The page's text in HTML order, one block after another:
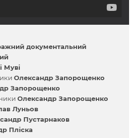
документальний
Мувi
Олександр Запорощенко
Запорощенко
Олександр Запорощенко
Луньов
Пустарнаков
Пліска